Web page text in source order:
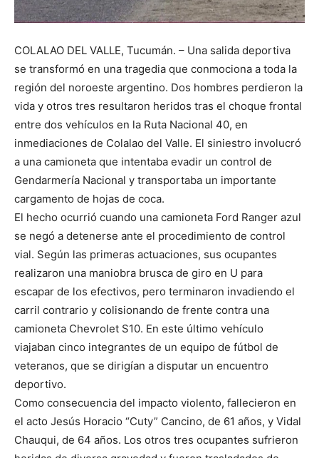
COLALAO DEL VALLE, Tucumán. – Una salida deportiva
se transformó en una tragedia que conmociona a toda la
región del noroeste argentino. Dos hombres perdieron la
vida y otros tres resultaron heridos tras el choque frontal
entre dos vehículos en la Ruta Nacional 40, en
inmediaciones de Colalao del Valle. El siniestro involucró
a una camioneta que intentaba evadir un control de
Gendarmería Nacional y transportaba un importante
cargamento de hojas de coca.
El hecho ocurrió cuando una camioneta Ford Ranger azul
se negó a detenerse ante el procedimiento de control
vial. Según las primeras actuaciones, sus ocupantes
realizaron una maniobra brusca de giro en U para
escapar de los efectivos, pero terminaron invadiendo el
carril contrario y colisionando de frente contra una
camioneta Chevrolet S10. En este último vehículo
viajaban cinco integrantes de un equipo de fútbol de
veteranos, que se dirigían a disputar un encuentro
deportivo.
Como consecuencia del impacto violento, fallecieron en
el acto Jesús Horacio “Cuty” Cancino, de 61 años, y Vidal
Chauqui, de 64 años. Los otros tres ocupantes sufrieron